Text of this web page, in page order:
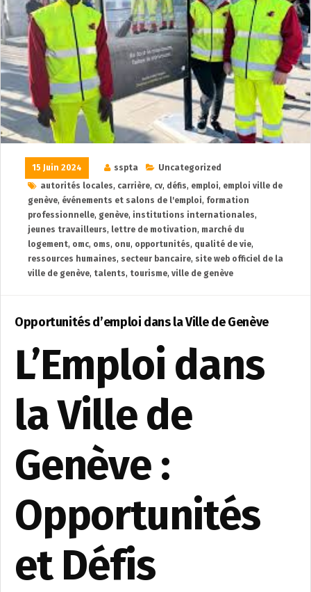
15 Juin 2024 sspta
Uncategorized
autorités locales, carrière, cv, défis, emploi, emploi ville de
genève, événements et salons de l'emploi, formation
professionnelle, genève, institutions internationales,
jeunes travailleurs, lettre de motivation, marché du
logement, omc, oms, onu, opportunités, qualité de vie,
ressources humaines, secteur bancaire, site web officiel de la
ville de genève, talents, tourisme, ville de genève
Opportunités d’emploi dans la Ville de Genève
L’Emploi dans
la Ville de
Genève :
Opportunités
et Défis